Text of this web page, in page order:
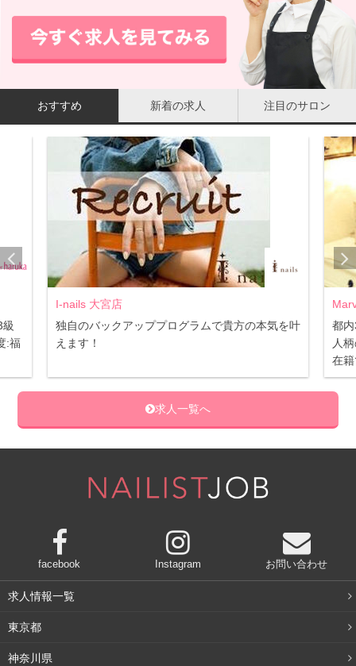
おすすめ 新着の求人 注目のサロン
:福
I-nails 大宮店
独自のバックアッププログラムで貴方の本気を叶
えます！
都
人
在
求人一覧へ
facebook Instagram お問い合わせ
求人情報一覧
東京都
神奈川県